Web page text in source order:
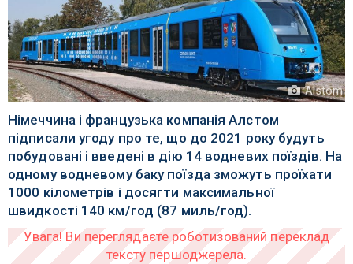
Alstom
Німеччина і французька компанія Алстом
підписали угоду про те, що до 2021 року будуть
побудовані і введені в дію 14 водневих поїздів. На
одному водневому баку поїзда зможуть проїхати
1000 кілометрів і досягти максимальної
швидкості 140 км/год (87 миль/год).